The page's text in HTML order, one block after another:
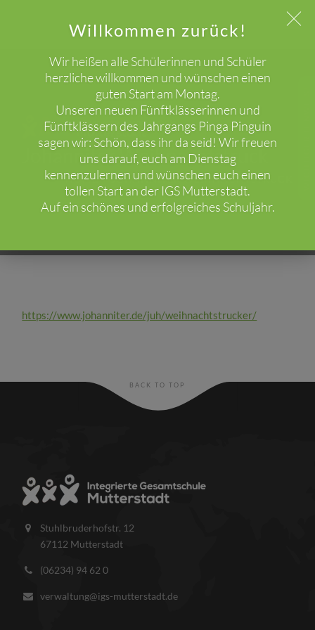
Willkommen zurück!
Wir heißen alle Schülerinnen und Schüler
herzliche willkommen und wünschen einen
guten Start am Montag.
Unseren neuen Fünftklässerinnen und
Fünftklässern des Jahrgangs Pinga Pinguin
sagen wir: Schön, dass ihr da seid! Wir freuen
uns darauf, euch am Dienstag
kennenzulernen und wünschen euch einen
tollen Start an der IGS Mutterstadt.
Auf ein schönes und erfolgreiches Schuljahr.
Johanniter Weihnachtstruck
HOME JOHANNITER WEIHNACHTSTRUCK
https://www.johanniter.de/juh/weihnachtstrucker/
BACK TO TOP
Stuhlbruderhofstr. 12
67112 Mutterstadt
(06234) 94 62 0
verwaltung@igs-mutterstadt.de